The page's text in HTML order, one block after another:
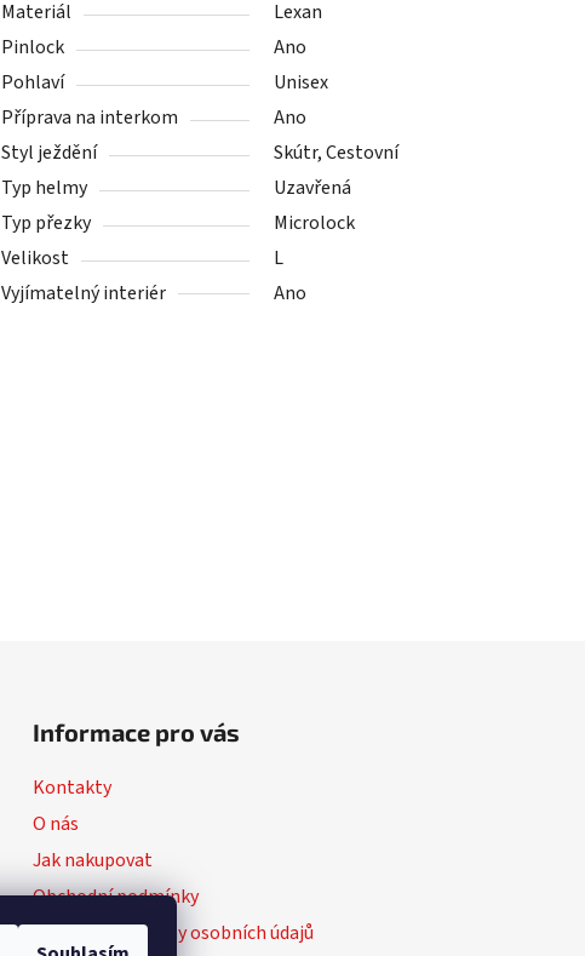
Materiál
Lexan
Pinlock
Ano
Pohlaví
Unisex
Příprava na interkom
Ano
Styl ježdění
Skútr, Cestovní
Typ helmy
Uzavřená
Typ přezky
Microlock
Velikost
L
Vyjímatelný interiér
Ano
Informace pro vás
Kontakty
O nás
Jak nakupovat
Obchodní podmínky
Podmínky ochrany osobních údajů